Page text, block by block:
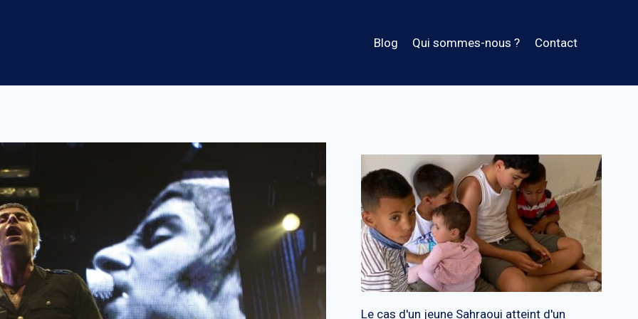
Blog Qui sommes-nous ? Contact
Le cas d'un jeune Sahraoui atteint d'un